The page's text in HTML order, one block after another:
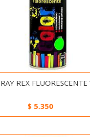
REX
$ 5.350